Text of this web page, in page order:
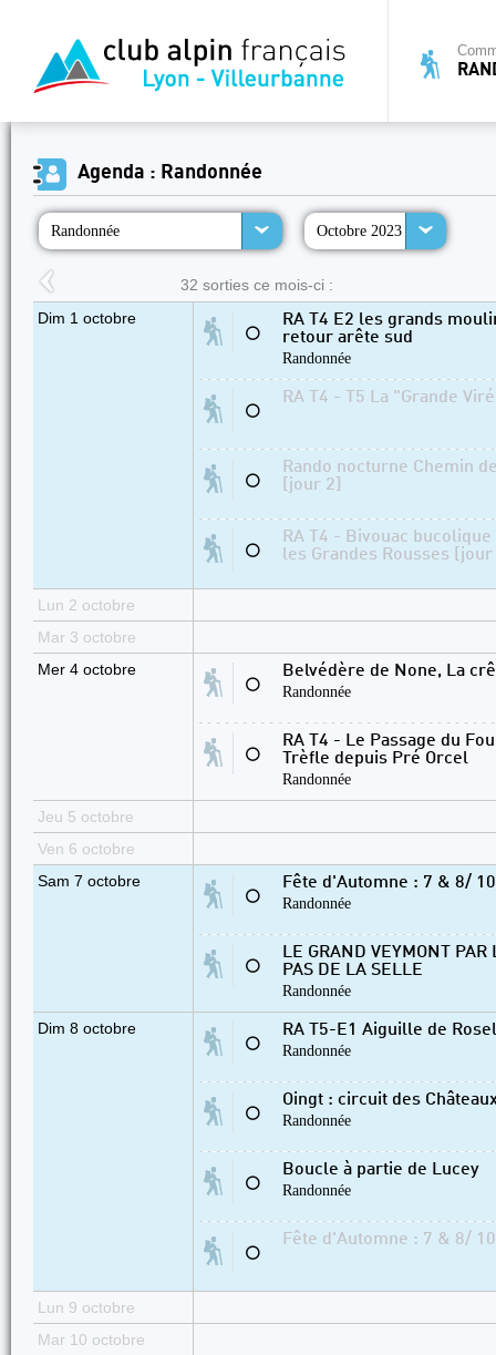
Agenda : Randonnée
Randonnée Octobre 2023
32 sorties ce mois-ci :
Dim 1 octobre
⚪
RA T4 E2 les grands
retour arête sud
Randonnée
⚪
RA T4 - T5 La "Grande
⚪
Rando nocturne Chemin
[jour 2]
⚪
RA T4 - Bivouac
les Grandes Rousses
Lun 2 octobre
Mar 3 octobre
Mer 4 octobre
⚪
Belvédère de None, La
Randonnée
⚪
RA T4 - Le Passage du
Trèfle depuis Pré Orcel
Randonnée
Jeu 5 octobre
Ven 6 octobre
Sam 7 octobre
⚪
Fête d'Automne : 7 & 8/
Randonnée
⚪
LE GRAND VEYMONT
PAS DE LA SELLE
Randonnée
Dim 8 octobre
⚪
RA T5-E1 Aiguille de
Randonnée
⚪
Oingt : circuit des
Randonnée
⚪
Boucle à partie de Lucey
Randonnée
⚪
Fête d'Automne : 7 & 8/
Lun 9 octobre
Mar 10 octobre